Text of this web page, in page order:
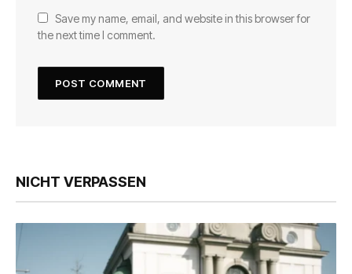
Save my name, email, and website in this browser for
the next time I comment.
NICHT VERPASSEN